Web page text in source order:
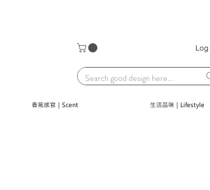
Log
香氣感官｜Scent 生活品味｜Lifestyle